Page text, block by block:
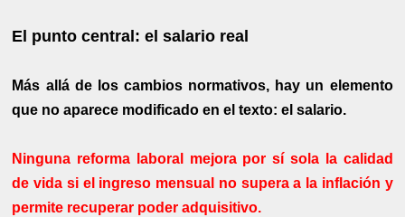
El punto central: el salario real
Más allá de los cambios normativos, hay un elemento
que no aparece modificado en el texto: el salario.
Ninguna reforma laboral mejora por sí sola la calidad
de vida si el ingreso mensual no supera a la inflación y
permite recuperar poder adquisitivo.